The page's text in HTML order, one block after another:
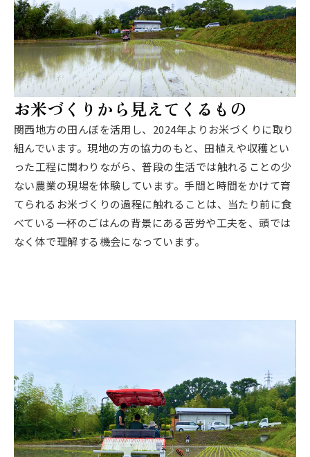
お米づくりから見えてくるもの
関西地方の田んぼを活用し、2024年よりお米づくりに取り
組んでいます。現地の方の協力のもと、田植えや収穫とい
った工程に関わりながら、普段の生活では触れることの少
ない農業の現場を体験しています。手間と時間をかけて育
てられるお米づくりの過程に触れることは、当たり前に食
べている一杯のごはんの背景にある苦労や工夫を、頭では
なく体で理解する機会になっています。